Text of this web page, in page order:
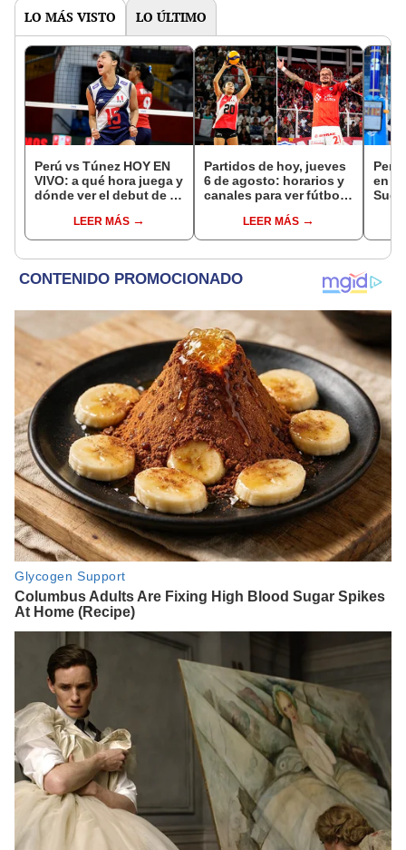
LO MÁS VISTO LO ÚLTIMO
Perú vs Túnez HOY EN
VIVO: a qué hora juega y
dónde ver el debut de la
Sub 17 de Vóley 2026
LEER MÁS
Partidos de hoy, jueves
6 de agosto: horarios y
canales para ver fútbol
LEER MÁS
Perú
en